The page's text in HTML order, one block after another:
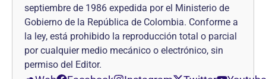
septiembre de 1986 expedida por el Ministerio de
Gobierno de la República de Colombia. Conforme a
la ley, está prohibido la reproducción total o parcial
por cualquier medio mecánico o electrónico, sin
permiso del Editor.